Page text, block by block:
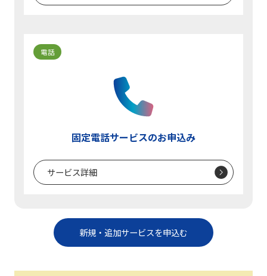
電話
固定電話サービスのお申込み
サービス詳細
新規・追加サービスを申込む